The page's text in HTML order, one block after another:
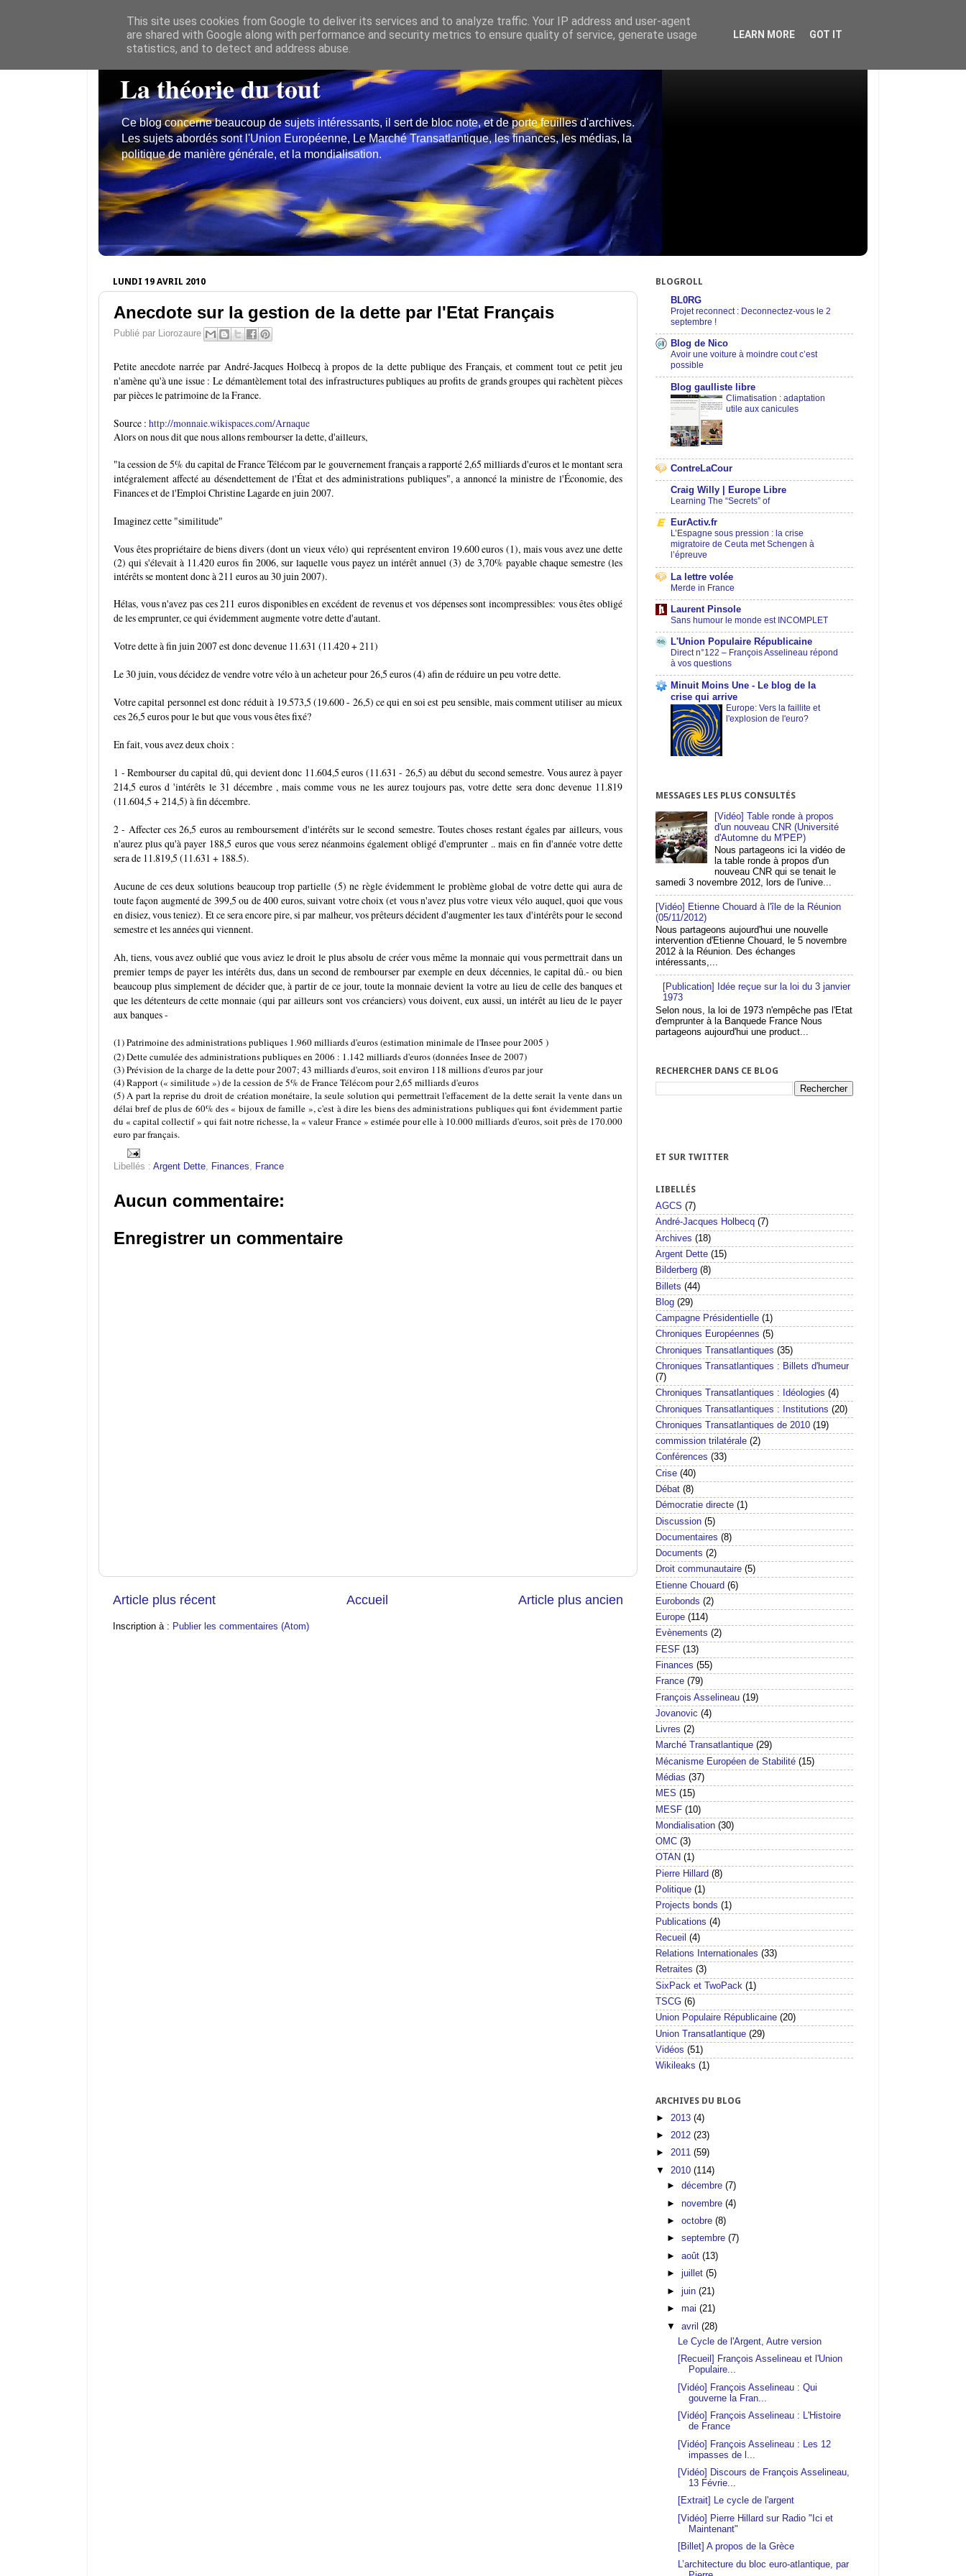
La théorie du tout
Ce blog concerne beaucoup de sujets intéressants, il sert de bloc note, et de porte feuilles d'archives.
Les sujets abordés sont l'Union Européenne, Le Marché Transatlantique, les finances, les médias, la
politique de manière générale, et la mondialisation.
LUNDI 19 AVRIL 2010
Anecdote sur la gestion de la dette par l'Etat Français
Publié par Liorozaure
Petite anecdote narrée par André-Jacques Holbecq à propos de la dette publique des Français, et comment tout ce petit jeu
n'amène qu'à une issue : Le démantèlement total des infrastructures publiques au profits de grands groupes qui rachètent pièces
par pièces le patrimoine de la France.
Source : http://monnaie.wikispaces.com/Arnaque
Alors on nous dit que nous allons rembourser la dette, d'ailleurs,
"la cession de 5% du capital de France Télécom par le gouvernement français a rapporté 2,65 milliards d'euros et le montant sera
intégralement affecté au désendettement de l'État et des administrations publiques", a annoncé la ministre de l'Économie, des
Finances et de l'Emploi Christine Lagarde en juin 2007.
Imaginez cette "similitude"
Vous êtes propriétaire de biens divers (dont un vieux vélo) qui représentent environ 19.600 euros (1), mais vous avez une dette
(2) qui s'élevait à 11.420 euros fin 2006, sur laquelle vous payez un intérêt annuel (3) de 3,70% payable chaque semestre (les
intérêts se montent donc à 211 euros au 30 juin 2007).
Hélas, vous n'avez pas ces 211 euros disponibles en excédent de revenus et vos dépenses sont incompressibles: vous êtes obligé
de les emprunter, ce qui évidemment augmente votre dette d'autant.
Votre dette à fin juin 2007 est donc devenue 11.631 (11.420 + 211)
Le 30 juin, vous décidez de vendre votre vélo à un acheteur pour 26,5 euros (4) afin de réduire un peu votre dette.
Votre capital personnel est donc réduit à 19.573,5 (19.600 - 26,5) ce qui en soi est peu sensible, mais comment utiliser au mieux
ces 26,5 euros pour le but que vous vous êtes fixé?
En fait, vous avez deux choix :
1 - Rembourser du capital dû, qui devient donc 11.604,5 euros (11.631 - 26,5) au début du second semestre. Vous aurez à payer
214,5 euros d 'intérêts le 31 décembre , mais comme vous ne les aurez toujours pas, votre dette sera donc devenue 11.819
(11.604,5 + 214,5) à fin décembre.
2 - Affecter ces 26,5 euros au remboursement d'intérêts sur le second semestre. Toutes choses restant égales par ailleurs, vous
n'aurez plus qu'à payer 188,5 euros que vous serez néanmoins également obligé d'emprunter .. mais en fin d'année votre dette
sera de 11.819,5 (11.631 + 188.5).
Aucune de ces deux solutions beaucoup trop partielle (5) ne règle évidemment le problème global de votre dette qui aura de
toute façon augmenté de 399,5 ou de 400 euros, suivant votre choix (et vous n'avez plus votre vieux vélo auquel, quoi que vous
en disiez, vous teniez). Et ce sera encore pire, si par malheur, vos prêteurs décident d'augmenter les taux d'intérêts pour le second
semestre et les années qui viennent.
Ah, tiens, vous avez oublié que vous aviez le droit le plus absolu de créer vous même la monnaie qui vous permettrait dans un
premier temps de payer les intérêts dus, dans un second de rembourser par exemple en deux décennies, le capital dû.- ou bien
beaucoup plus simplement de décider que, à partir de ce jour, toute la monnaie devient la votre au lieu de celle des banques et
que les détenteurs de cette monnaie (qui par ailleurs sont vos créanciers) vous doivent, eux aussi, un intérêt au lieu de le payer
aux banques -
(1) Patrimoine des administrations publiques 1.960 milliards d'euros (estimation minimale de l'Insee pour 2005 )
(2) Dette cumulée des administrations publiques en 2006 : 1.142 milliards d'euros (données Insee de 2007)
(3) Prévision de la charge de la dette pour 2007; 43 milliards d'euros, soit environ 118 millions d'euros par jour
(4) Rapport (« similitude ») de la cession de 5% de France Télécom pour 2,65 milliards d'euros
(5) A part la reprise du droit de création monétaire, la seule solution qui permettrait l'effacement de la dette serait la vente dans un
délai bref de plus de 60% des « bijoux de famille », c'est à dire les biens des administrations publiques qui font évidemment partie
du « capital collectif » qui fait notre richesse, la « valeur France » estimée pour elle à 10.000 milliards d'euros, soit près de 170.000
euro par français.
Libellés : Argent Dette, Finances, France
Aucun commentaire:
Enregistrer un commentaire
Article plus récent Article plus ancien
Accueil
Inscription à : Publier les commentaires (Atom)
BLOGROLL
BL0RG
Projet reconnect : Deconnectez-vous le 2
septembre !
Blog de Nico
Avoir une voiture à moindre cout c’est
possible
Blog gaulliste libre
Climatisation : adaptation
utile aux canicules
ContreLaCour
Craig Willy | Europe Libre
Learning The “Secrets” of
EurActiv.fr
L’Espagne sous pression : la crise
migratoire de Ceuta met Schengen à
l’épreuve
La lettre volée
Merde in France
Laurent Pinsole
Sans humour le monde est INCOMPLET
L'Union Populaire Républicaine
Direct n°122 – François Asselineau répond
à vos questions
Minuit Moins Une - Le blog de la
crise qui arrive
Europe: Vers la faillite et
l'explosion de l'euro?
MESSAGES LES PLUS CONSULTÉS
[Vidéo] Table ronde à propos
d'un nouveau CNR (Université
d'Automne du M'PEP)
Nous partageons ici la vidéo de
la table ronde à propos d'un
nouveau CNR qui se tenait le
samedi 3 novembre 2012, lors de l'unive...
[Vidéo] Etienne Chouard à l'île de la Réunion
(05/11/2012)
Nous partageons aujourd'hui une nouvelle
intervention d'Etienne Chouard, le 5 novembre
2012 à la Réunion. Des échanges
intéressants,...
[Publication] Idée reçue sur la loi du 3 janvier
1973
Selon nous, la loi de 1973 n'empêche pas l'Etat
d'emprunter à la Banquede France Nous
partageons aujourd'hui une product...
RECHERCHER DANS CE BLOG
ET SUR TWITTER
LIBELLÉS
AGCS (7)
André-Jacques Holbecq (7)
Archives (18)
Argent Dette (15)
Bilderberg (8)
Billets (44)
Blog (29)
Campagne Présidentielle (1)
Chroniques Européennes (5)
Chroniques Transatlantiques (35)
Chroniques Transatlantiques : Billets d'humeur
(7)
Chroniques Transatlantiques : Idéologies (4)
Chroniques Transatlantiques : Institutions (20)
Chroniques Transatlantiques de 2010 (19)
commission trilatérale (2)
Conférences (33)
Crise (40)
Débat (8)
Démocratie directe (1)
Discussion (5)
Documentaires (8)
Documents (2)
Droit communautaire (5)
Etienne Chouard (6)
Eurobonds (2)
Europe (114)
Evènements (2)
FESF (13)
Finances (55)
France (79)
François Asselineau (19)
Jovanovic (4)
Livres (2)
Marché Transatlantique (29)
Mécanisme Européen de Stabilité (15)
Médias (37)
MES (15)
MESF (10)
Mondialisation (30)
OMC (3)
OTAN (1)
Pierre Hillard (8)
Politique (1)
Projects bonds (1)
Publications (4)
Recueil (4)
Relations Internationales (33)
Retraites (3)
SixPack et TwoPack (1)
TSCG (6)
Union Populaire Républicaine (20)
Union Transatlantique (29)
Vidéos (51)
Wikileaks (1)
ARCHIVES DU BLOG
► 2013 (4)
► 2012 (23)
► 2011 (59)
▼ 2010 (114)
►décembre(7)
►novembre(4)
►octobre(8)
►septembre(7)
►août(13)
►juillet(5)
►juin(21)
►mai(21)
▼avril(28)
Le Cycle de l'Argent, Autre version
[Recueil] François Asselineau et l'Union
Populaire...
[Vidéo] François Asselineau : Qui
gouverne la Fran...
[Vidéo] François Asselineau : L'Histoire
de France
[Vidéo] François Asselineau : Les 12
impasses de l...
[Vidéo] Discours de François Asselineau,
13 Févrie...
[Extrait] Le cycle de l'argent
[Vidéo] Pierre Hillard sur Radio "Ici et
Maintenant"
[Billet] A propos de la Grèce
L’architecture du bloc euro-atlantique, par
This site uses cookies from Google to deliver its services and to analyze traffic. Your IP address and user-agent
are shared with Google along with performance and security metrics to ensure quality of service, generate usage
statistics, and to detect and address abuse.
LEARN MORE GOT IT